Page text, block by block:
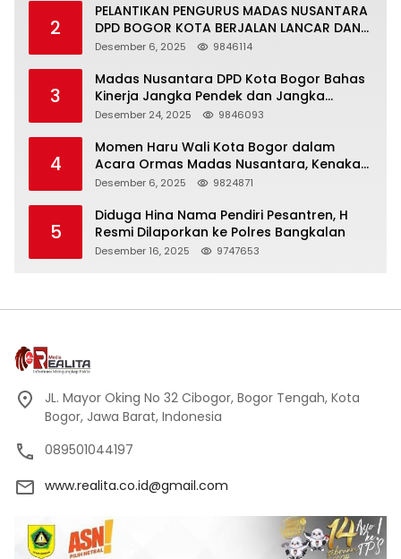
2
PELANTIKAN PENGURUS MADAS NUSANTARA
DPD BOGOR KOTA BERJALAN LANCAR DAN
KHIDMAT
Desember 6, 2025 9846114
3
Madas Nusantara DPD Kota Bogor Bahas
Kinerja Jangka Pendek dan Jangka
Panjang
Desember 24, 2025 9846093
4
Momen Haru Wali Kota Bogor dalam
Acara Ormas Madas Nusantara, Kenakan
Peci Hitam Tinggi sebagai Simbol
Desember 6, 2025 9824871
5
Diduga Hina Nama Pendiri Pesantren, H
Resmi Dilaporkan ke Polres Bangkalan
Desember 16, 2025 9747653
JL. Mayor Oking No 32 Cibogor, Bogor Tengah, Kota
Bogor, Jawa Barat, Indonesia
089501044197
www.realita.co.id@gmail.com